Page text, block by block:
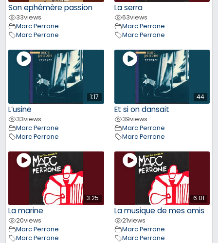
Son ephémère passion
33views
Marc Perrone
Marc Perrone
La serra
63views
Marc Perrone
Marc Perrone
1:17
L’usine
33views
Marc Perrone
Marc Perrone
44
Et si on dansait
39views
Marc Perrone
Marc Perrone
3:25
La marine
20views
Marc Perrone
Marc Perrone
6:01
La musique de mes amis
21views
Marc Perrone
Marc Perrone